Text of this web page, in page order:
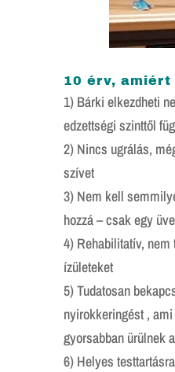
10 érv, amiért
1) Bárki elkezdheti
edzettségi szinttől
2) Nincs ugrálás,
szívet
3) Nem kell
hozzá – csak egy
4) Rehabilitatív, nem
ízületeket
5) Tudatosan
nyirokkeringést ,
gyorsabban ürülnek
6) Helyes